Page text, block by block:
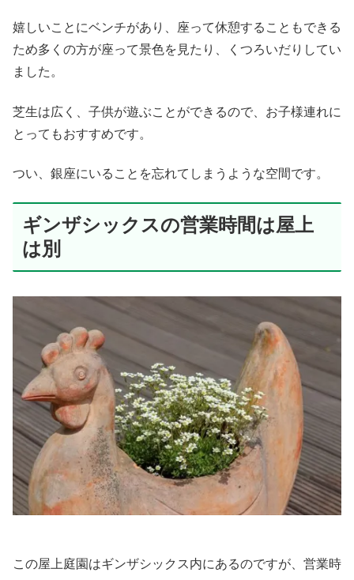
嬉しいことにベンチがあり、座って休憩することもできる
ため多くの方が座って景色を見たり、くつろいだりしてい
ました。
芝生は広く、子供が遊ぶことができるので、お子様連れに
とってもおすすめです。
つい、銀座にいることを忘れてしまうような空間です。
ギンザシックスの営業時間は屋上
は別
この屋上庭園はギンザシックス内にあるのですが、営業時